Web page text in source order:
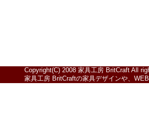
Copyright(C) 2008 家具工房 BritCraft All
家具工房 BritCraftの家具デザインや、